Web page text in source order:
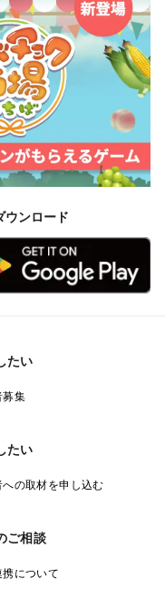
ンロード
たい
募集
たい
への取材を申し込む
ご相談
携について